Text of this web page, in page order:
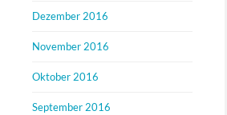
Dezember 2016
November 2016
Oktober 2016
September 2016